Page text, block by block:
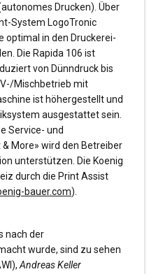
Drucken). Über
System LogoTronic
optimal in den Druckerei-
Die Rapida 106 ist
von Dünndruck bis
Mischbetrieb mit
ist höhergestellt und
ausgestattet sein.
Service- und
More» wird den Betreiber
unterstützen. Die Koenig
durch die Print Assist
bauer.com).
nach der
wurde, sind zu sehen
Andreas Keller